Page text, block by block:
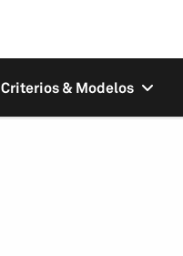
Criterios & Modelos